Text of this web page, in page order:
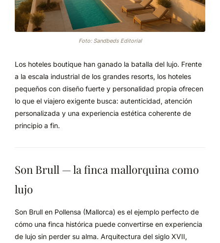
Foto: Sandbeds Editorial
Los hoteles boutique han ganado la batalla del lujo. Frente
a la escala industrial de los grandes resorts, los hoteles
pequeños con diseño fuerte y personalidad propia ofrecen
lo que el viajero exigente busca: autenticidad, atención
personalizada y una experiencia estética coherente de
principio a fin.
Son Brull — la finca mallorquina como
lujo
Son Brull en Pollensa (Mallorca) es el ejemplo perfecto de
cómo una finca histórica puede convertirse en experiencia
de lujo sin perder su alma. Arquitectura del siglo XVII,